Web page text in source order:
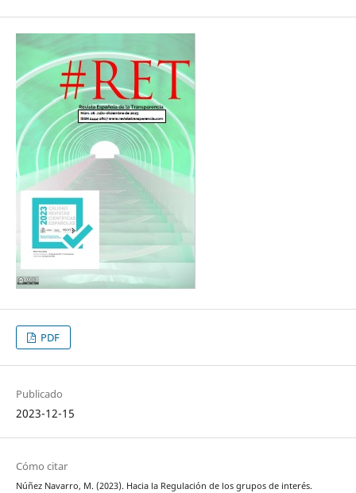
PDF
Publicado
2023-12-15
Cómo citar
Núñez Navarro, M. (2023). Hacia la Regulación de los grupos de interés.